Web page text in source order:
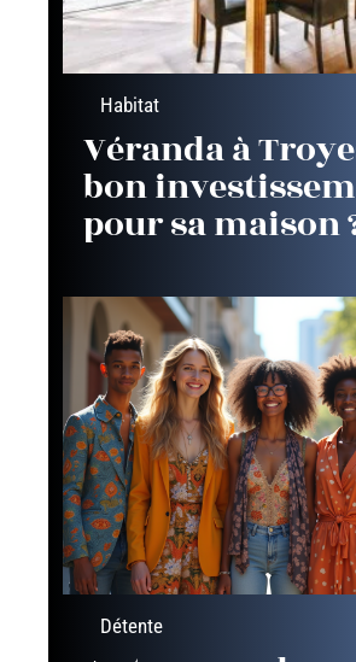
Habitat
Véranda à
bon
pour sa maison
Détente